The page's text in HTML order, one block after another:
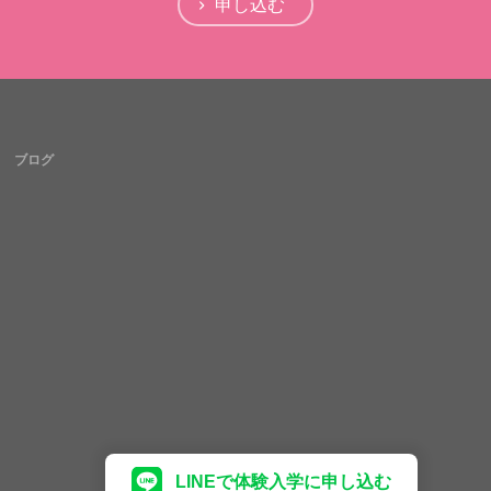
申し込む
ブログ
LINEで体験入学に申し込む